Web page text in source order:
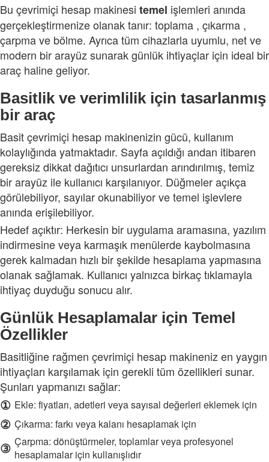
Bu çevrimiçi hesap makinesi temel işlemleri anında
gerçekleştirmenize olanak tanır: toplama , çıkarma ,
çarpma ve bölme. Ayrıca tüm cihazlarla uyumlu, net ve
modern bir arayüz sunarak günlük ihtiyaçlar için ideal bir
araç haline geliyor.
Basitlik ve verimlilik için tasarlanmış
bir araç
Basit çevrimiçi hesap makinenizin gücü, kullanım
kolaylığında yatmaktadır. Sayfa açıldığı andan itibaren
gereksiz dikkat dağıtıcı unsurlardan arındırılmış, temiz
bir arayüz ile kullanıcı karşılanıyor. Düğmeler açıkça
görülebiliyor, sayılar okunabiliyor ve temel işlevlere
anında erişilebiliyor.
Hedef açıktır: Herkesin bir uygulama aramasına, yazılım
indirmesine veya karmaşık menülerde kaybolmasına
gerek kalmadan hızlı bir şekilde hesaplama yapmasına
olanak sağlamak. Kullanıcı yalnızca birkaç tıklamayla
ihtiyaç duyduğu sonucu alır.
Günlük Hesaplamalar için Temel
Özellikler
Basitliğine rağmen çevrimiçi hesap makineniz en yaygın
ihtiyaçları karşılamak için gerekli tüm özellikleri sunar.
Şunları yapmanızı sağlar:
① Ekle: fiyatları, adetleri veya sayısal değerleri eklemek için
② Çıkarma: farkı veya kalanı hesaplamak için
③ Çarpma: dönüştürmeler, toplamlar veya profesyonel
hesaplamalar için kullanışlıdır